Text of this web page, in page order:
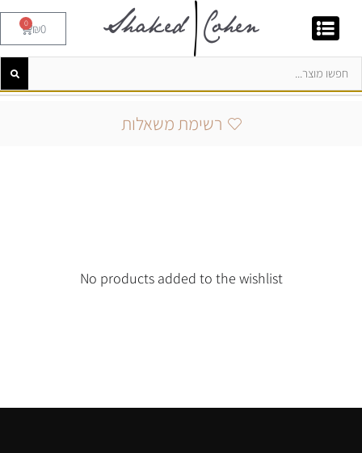
₪0
0
רשימת משאלות
No products added to the wishlist